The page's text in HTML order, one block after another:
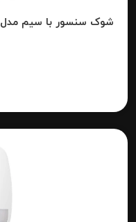
شوک سنسور با سیم مدل DS-PDSKM-VG3